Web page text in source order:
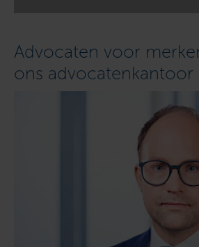
Advocaten voor
ons advocatenkantoor